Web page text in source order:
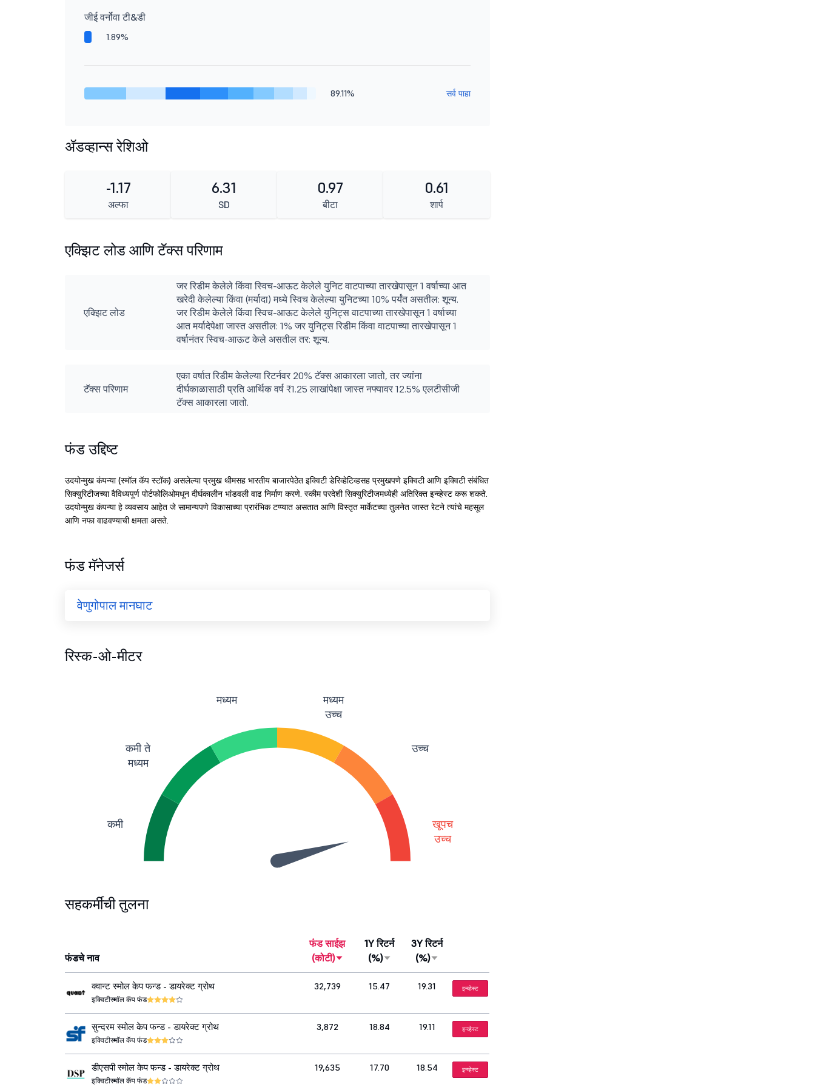
जीई वर्नोवा टी&डी
1.89%
89.11% सर्व पाहा
ॲडव्हान्स रेशिओ
-1.17
अल्फा
6.31
SD
0.97
बीटा
0.61
शार्प
एक्झिट लोड आणि टॅक्स परिणाम
एक्झिट लोड
जर रिडीम केलेले किंवा स्विच-आऊट केलेले युनिट वाटपाच्या तारखेपासून 1 वर्षाच्या आत
खरेदी केलेल्या किंवा (मर्यादा) मध्ये स्विच केलेल्या युनिटच्या 10% पर्यंत असतील: शून्य.
जर रिडीम केलेले किंवा स्विच-आऊट केलेले युनिट्स वाटपाच्या तारखेपासून 1 वर्षाच्या
आत मर्यादेपेक्षा जास्त असतील: 1% जर युनिट्स रिडीम किंवा वाटपाच्या तारखेपासून 1
वर्षानंतर स्विच-आऊट केले असतील तर: शून्य.
टॅक्स परिणाम
एका वर्षात रिडीम केलेल्या रिटर्नवर 20% टॅक्स आकारला जातो, तर ज्यांना
दीर्घकाळासाठी प्रति आर्थिक वर्ष ₹1.25 लाखांपेक्षा जास्त नफ्यावर 12.5% एलटीसीजी
टॅक्स आकारला जातो.
फंड उद्दिष्ट
उदयोन्मुख कंपन्या (स्मॉल कॅप स्टॉक) असलेल्या प्रमुख थीमसह भारतीय बाजारपेठेत इक्विटी डेरिव्हेटिव्हसह प्रमुखपणे इक्विटी आणि इक्विटी संबंधित
सिक्युरिटीजच्या वैविध्यपूर्ण पोर्टफोलिओमधून दीर्घकालीन भांडवली वाढ निर्माण करणे. स्कीम परदेशी सिक्युरिटीजमध्येही अतिरिक्त इन्व्हेस्ट करू शकते.
उदयोन्मुख कंपन्या हे व्यवसाय आहेत जे सामान्यपणे विकासाच्या प्रारंभिक टप्प्यात असतात आणि विस्तृत मार्केटच्या तुलनेत जास्त रेटने त्यांचे महसूल
आणि नफा वाढवण्याची क्षमता असते.
फंड मॅनेजर्स
वेणुगोपाल मानघाट
रिस्क-ओ-मीटर
कमी
कमी ते
मध्यम
मध्यम
मध्यम
उच्च
उच्च
खूपच
उच्च
सहकर्मींची तुलना
फंडचे नाव
फंड साईझ
(कोटी)
1Y रिटर्न
(%)
3Y रिटर्न
(%)
क्वान्ट स्मोल केप फन्ड - डायरेक्ट ग्रोथ
इक्विटीस्मॉल कॅप फंड
32,739 15.47 19.31 इन्व्हेस्ट
सुन्दरम स्मोल केप फन्ड - डायरेक्ट ग्रोथ
इक्विटीस्मॉल कॅप फंड
3,872 18.84 19.11 इन्व्हेस्ट
डीएसपी स्मोल केप फन्ड - डायरेक्ट ग्रोथ
इक्विटीस्मॉल कॅप फंड
19,635 17.70 18.54 इन्व्हेस्ट